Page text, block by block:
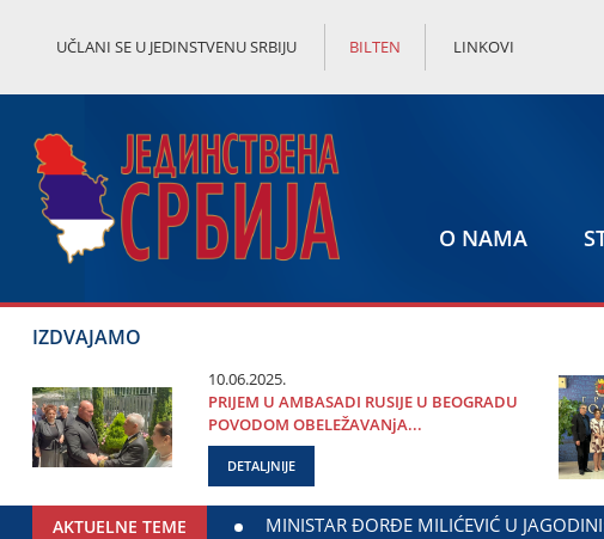
UČLANI SE U JEDINSTVENU SRBIJU BILTEN LINKOVI
O NAMA
IZDVAJAMO
10.06.2025.
PRIЈEM U AMBASADI RUSIЈE U BEOGRADU
POVODOM OBELEŽAVANjA...
DETALJNIJE
AKTUELNE TEME
GRADA ЈAGODINE I MINISTARSTVA ZADUŽENOG ZA ODNOSE